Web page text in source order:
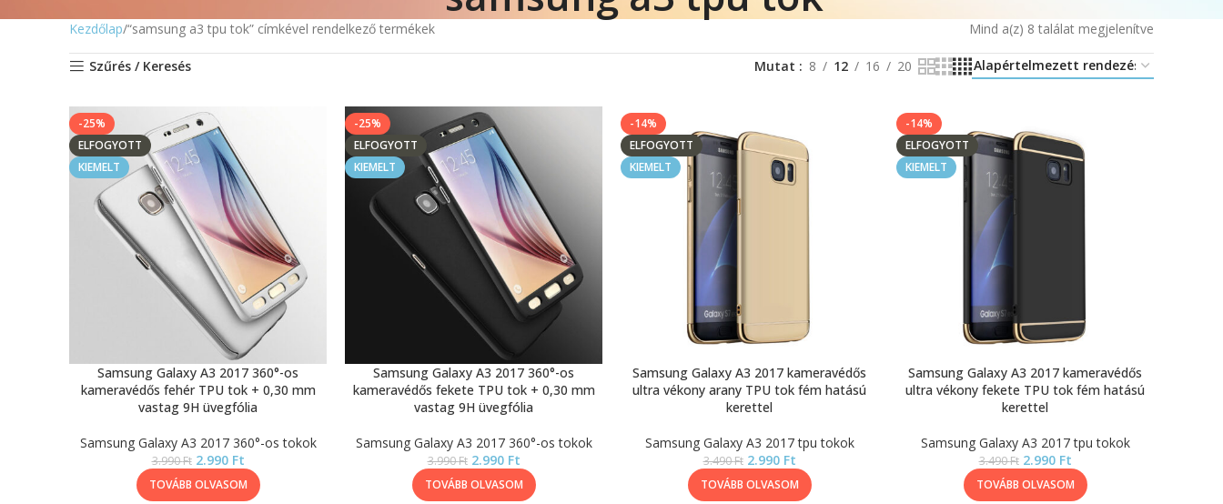
Kezdőlap “samsung a3 tpu tok” címkével rendelkező termékek Mind a(z) 8 találat megjelenítve
Szűrés / Keresés Mutat 8 12 16 20
-25%
ELFOGYOTT
KIEMELT
Samsung Galaxy A3 2017 360°-os
kameravédős fehér TPU tok + 0,30 mm
vastag 9H üvegfólia
Samsung Galaxy A3 2017 360°-os tokok
3.990Ft 2.990 Ft
TOVÁBB OLVASOM
-25%
ELFOGYOTT
KIEMELT
Samsung Galaxy A3 2017 360°-os
kameravédős fekete TPU tok + 0,30 mm
vastag 9H üvegfólia
Samsung Galaxy A3 2017 360°-os tokok
3.990Ft 2.990 Ft
TOVÁBB OLVASOM
-14%
ELFOGYOTT
KIEMELT
Samsung Galaxy A3 2017 kameravédős
ultra vékony arany TPU tok fém hatású
kerettel
Samsung Galaxy A3 2017 tpu tokok
3.490Ft 2.990 Ft
TOVÁBB OLVASOM
-14%
ELFOGYOTT
KIEMELT
Samsung Galaxy A3 2017 kameravédős
ultra vékony fekete TPU tok fém hatású
kerettel
Samsung Galaxy A3 2017 tpu tokok
3.490Ft 2.990 Ft
TOVÁBB OLVASOM